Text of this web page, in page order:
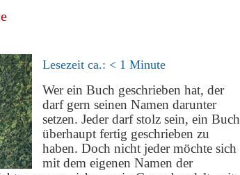
Lesezeit ca.: < 1 Minute
Wer ein Buch geschrieben hat, der
darf gern seinen Namen darunter
setzen. Jeder darf stolz sein, ein Buch
überhaupt fertig geschrieben zu
haben. Doch nicht jeder möchte sich
mit dem eigenen Namen der